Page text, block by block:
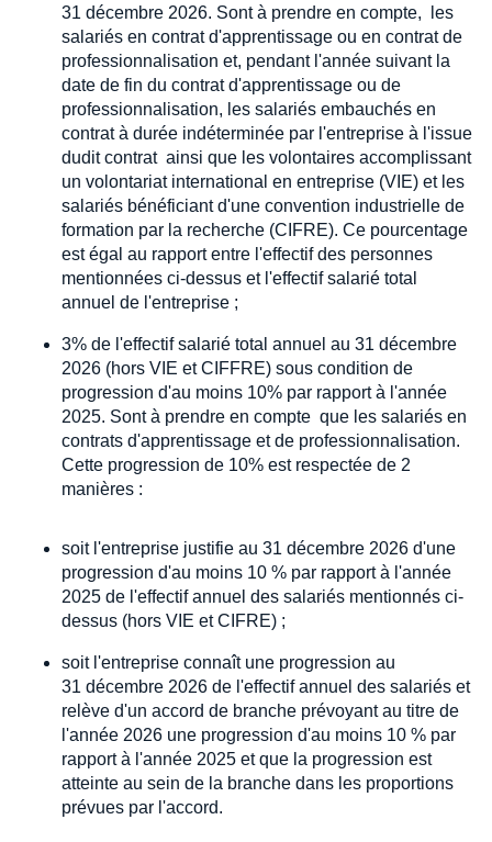
31 décembre 2026. Sont à prendre en compte, les
salariés en contrat d'apprentissage ou en contrat de
professionnalisation et, pendant l'année suivant la
date de fin du contrat d'apprentissage ou de
professionnalisation, les salariés embauchés en
contrat à durée indéterminée par l'entreprise à l'issue
dudit contrat ainsi que les volontaires accomplissant
un volontariat international en entreprise (VIE) et les
salariés bénéficiant d'une convention industrielle de
formation par la recherche (CIFRE). Ce pourcentage
est égal au rapport entre l'effectif des personnes
mentionnées ci-dessus et l'effectif salarié total
annuel de l'entreprise ;
3% de l'effectif salarié total annuel au 31 décembre
2026 (hors VIE et CIFFRE) sous condition de
progression d'au moins 10% par rapport à l'année
2025. Sont à prendre en compte que les salariés en
contrats d'apprentissage et de professionnalisation.
Cette progression de 10% est respectée de 2
manières :
soit l'entreprise justifie au 31 décembre 2026 d'une
progression d'au moins 10 % par rapport à l'année
2025 de l'effectif annuel des salariés mentionnés ci-
dessus (hors VIE et CIFRE) ;
soit l'entreprise connaît une progression au
31 décembre 2026 de l'effectif annuel des salariés et
relève d'un accord de branche prévoyant au titre de
l'année 2026 une progression d'au moins 10 % par
rapport à l'année 2025 et que la progression est
atteinte au sein de la branche dans les proportions
prévues par l'accord.